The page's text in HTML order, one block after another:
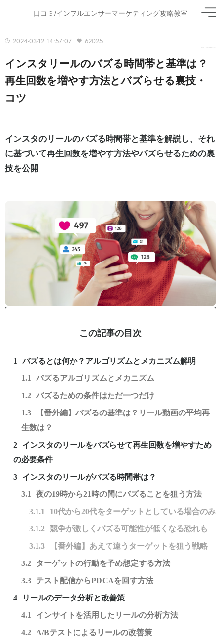
口コミ/インフルエンサーマーケティング攻略教室
2024-03-12 14:57:07 62025
インスタリールのバズる時間帯と基準は？
再生回数を増やす方法とバズらせる裏技・
コツ
インスタのリールのバズる時間帯と基準を解説し、それ
に基づいて再生回数を増やす方法やバズらせるための裏
技を公開
この記事の目次
バズるとは何か？アルゴリズムとメカニズム解明
バズるアルゴリズムとメカニズム
バズるための条件はただ一つだけ
【番外編】バズるの基準は？リール動画の平均再
生数は？
インスタのリールをバズらせて再生回数を増やすため
の必要条件
インスタのリールがバズる時間帯は？
夜の19時から21時の間にバズることを狙う方法
10代から20代をターゲットとしている場合のみ
競争が激しくバズる可能性が低くなる恐れも
【番外編】あえて違うターゲットを狙う戦略
ターゲットの行動を予め想定する方法
テスト配信からPDCAを回す方法
リールのデータ分析と改善策
インサイトを活用したリールの分析方法
A/Bテストによるリールの改善策